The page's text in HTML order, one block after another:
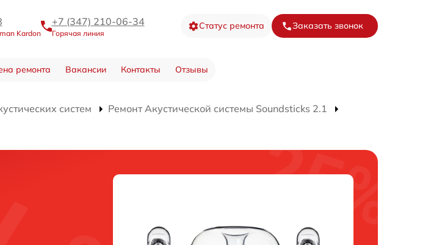
Kardon
+7 (347) 210-06-34
Горячая линия
Статус ремонта Заказать звонок
ремонта Вакансии Контакты Отзывы
систем
Ремонт Акустической системы Soundsticks 2.1